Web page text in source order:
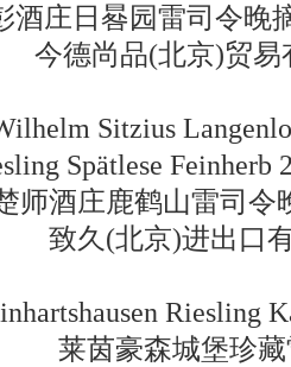
庄日晷园雷司令晚
德尚品(北京)贸易
Sitzius
Spätlese Feinherb
酒庄鹿鹤山雷司令
致久(北京)进出口
Riesling
莱茵豪森城堡珍藏